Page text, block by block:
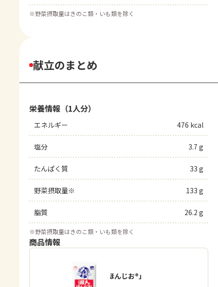
※野菜摂取量はきのこ類・いも類を除く
献立のまとめ
栄養情報（1人分）
エネルギー 476 kcal
塩分 3.7 g
たんぱく質 33 g
野菜摂取量※ 133 g
脂質 26.2 g
※野菜摂取量はきのこ類・いも類を除く
商品情報
「瀬戸のほんじお®」